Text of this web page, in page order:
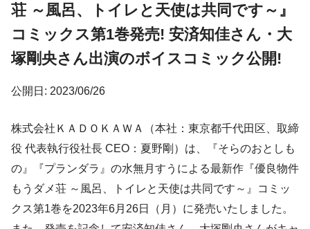
荘 ～風呂、トイレと天使は共同です～』
コミックス第1巻発売! 安済知佳さん・大
塚剛央さん出演のボイスコミック公開!
公開日: 2023/06/26
株式会社ＫＡＤＯＫＡＷＡ（本社：東京都千代田区、取締
役 代表執行役社長 CEO：夏野剛）は、『そらのおとしも
の』『プランダラ』の水無月すうによる最新作『優良物件
もうダメ荘 ～風呂、トイレと天使は共同です～』コミッ
クス第1巻を2023年6月26日（月）に発売いたしました。